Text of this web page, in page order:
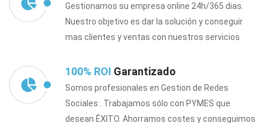
Gestionamos su empresa online 24h/365 dias.
Nuestro objetivo es dar la solución y conseguir
mas clientes y ventas con nuestros servicios
100% ROI Garantizado
Somos profesionales en Gestion de Redes
Sociales . Trabajamos sólo con PYMES que
desean ÉXITO. Ahorramos costes y conseguimos